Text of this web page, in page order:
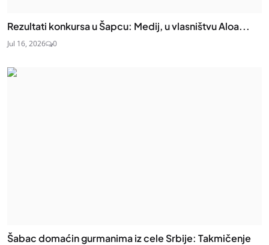
Rezultati konkursa u Šapcu: Medij, u vlasništvu Aloa...
Jul 16, 2026 0
Šabac domaćin gurmanima iz cele Srbije: Takmičenje